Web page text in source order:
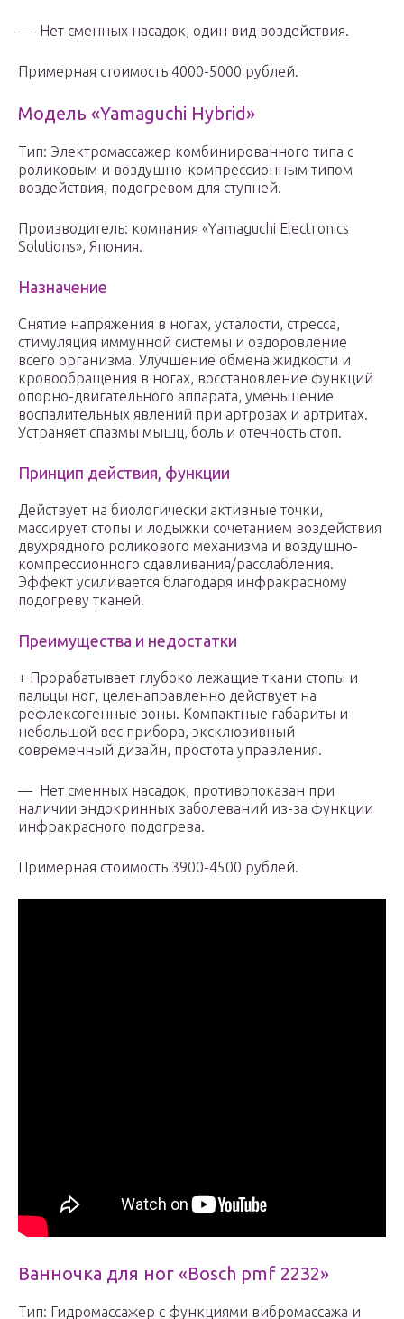
— Нет сменных насадок, один вид воздействия.
Примерная стоимость 4000-5000 рублей.
Модель «Yamaguchi Hybrid»
Тип: Электромассажер комбинированного типа с
роликовым и воздушно-компрессионным типом
воздействия, подогревом для ступней.
Производитель: компания «Yamaguchi Electronics
Solutions», Япония.
Назначение
Снятие напряжения в ногах, усталости, стресса,
стимуляция иммунной системы и оздоровление
всего организма. Улучшение обмена жидкости и
кровообращения в ногах, восстановление функций
опорно-двигательного аппарата, уменьшение
воспалительных явлений при артрозах и артритах.
Устраняет спазмы мышц, боль и отечность стоп.
Принцип действия, функции
Действует на биологически активные точки,
массирует стопы и лодыжки сочетанием воздействия
двухрядного роликового механизма и воздушно-
компрессионного сдавливания/расслабления.
Эффект усиливается благодаря инфракрасному
подогреву тканей.
Преимущества и недостатки
+ Прорабатывает глубоко лежащие ткани стопы и
пальцы ног, целенаправленно действует на
рефлексогенные зоны. Компактные габариты и
небольшой вес прибора, эксклюзивный
современный дизайн, простота управления.
— Нет сменных насадок, противопоказан при
наличии эндокринных заболеваний из-за функции
инфракрасного подогрева.
Примерная стоимость 3900-4500 рублей.
Ванночка для ног «Bosch pmf 2232»
Тип: Гидромассажер с функциями вибромассажа и